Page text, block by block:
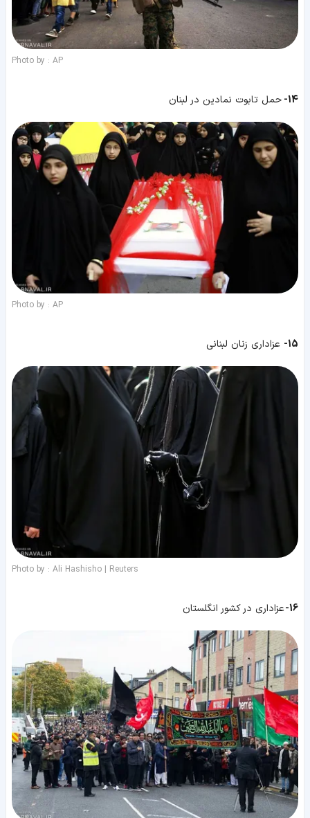
Photo by : AP
14- حمل تابوت نمادین در لبنان
Photo by : AP
15- عزاداری زنان لبنانی
Photo by : Ali Hashisho | Reuters
16- عزاداری در کشور انگلستان